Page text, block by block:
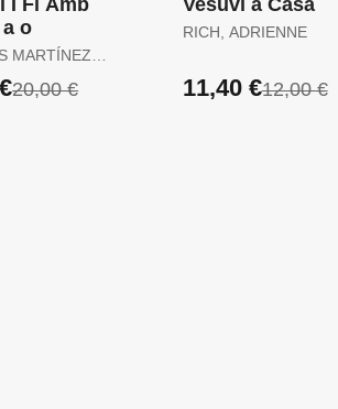
o
MARTÍNEZ,
20,00 €
RICH, ADRIENNE
12,00 €
11,40 €